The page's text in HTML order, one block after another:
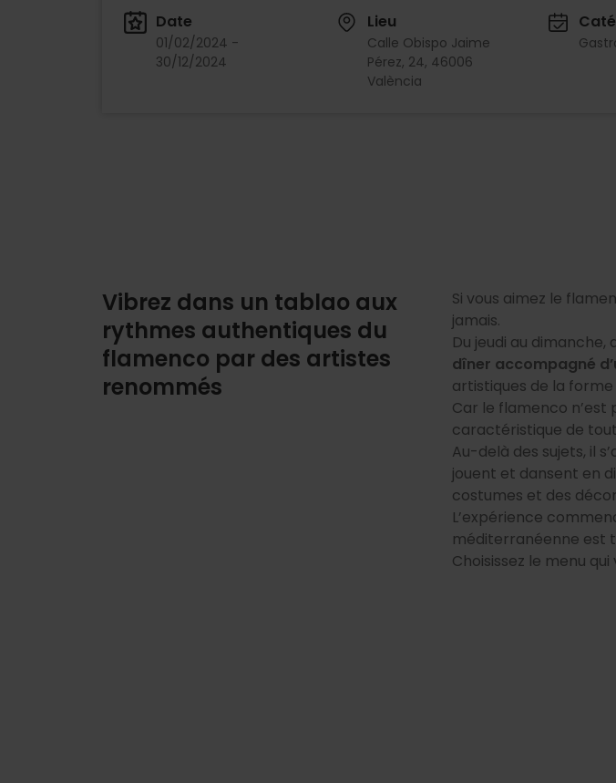
Date
01/02/2024 -
30/12/2024
Lieu
Calle Obispo Jaime
Pérez, 24, 46006
València
Vibrez dans un tablao aux
rythmes authentiques du
flamenco par des artistes
renommés
Si vous aimez le
jamais.
Du jeudi au dimanche,
dîner accompagné
artistiques de la
Car le flamenco n’est
caractéristique de
Au-delà des sujets, il
jouent et dansent en
costumes et des
L’expérience
méditerranéenne est
Choisissez le menu